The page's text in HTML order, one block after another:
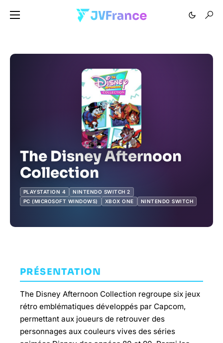
The Disney Afternoon
Collection
PLAYSTATION 4
NINTENDO SWITCH 2
PC (MICROSOFT WINDOWS)
XBOX ONE NINTENDO SWITCH
PRÉSENTATION
The Disney Afternoon Collection regroupe six jeux
rétro emblématiques développés par Capcom,
permettant aux joueurs de retrouver des
personnages aux couleurs vives des séries